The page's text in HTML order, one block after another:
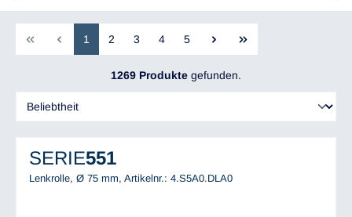
1 2 3 4 5
1269 Produkte gefunden.
SERIE551
Lenkrolle, Ø 75 mm, Artikelnr.: 4.S5A0.DLA0